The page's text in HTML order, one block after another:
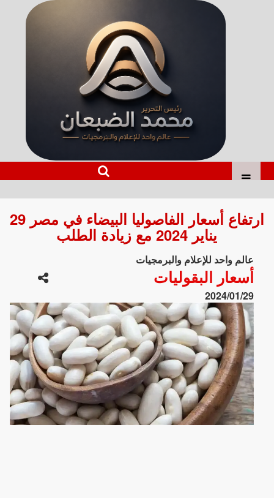
ارتفاع أسعار الفاصوليا البيضاء في مصر 29
يناير 2024 مع زيادة الطلب
عالم واحد للإعلام والبرمجيات
أسعار البقوليات
2024/01/29